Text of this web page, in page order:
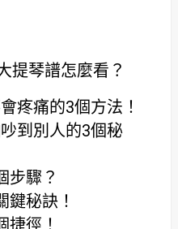
提琴譜怎麼看？
疼痛的3個方法！
到別人的3個秘
步驟？
鍵秘訣！
捷徑！